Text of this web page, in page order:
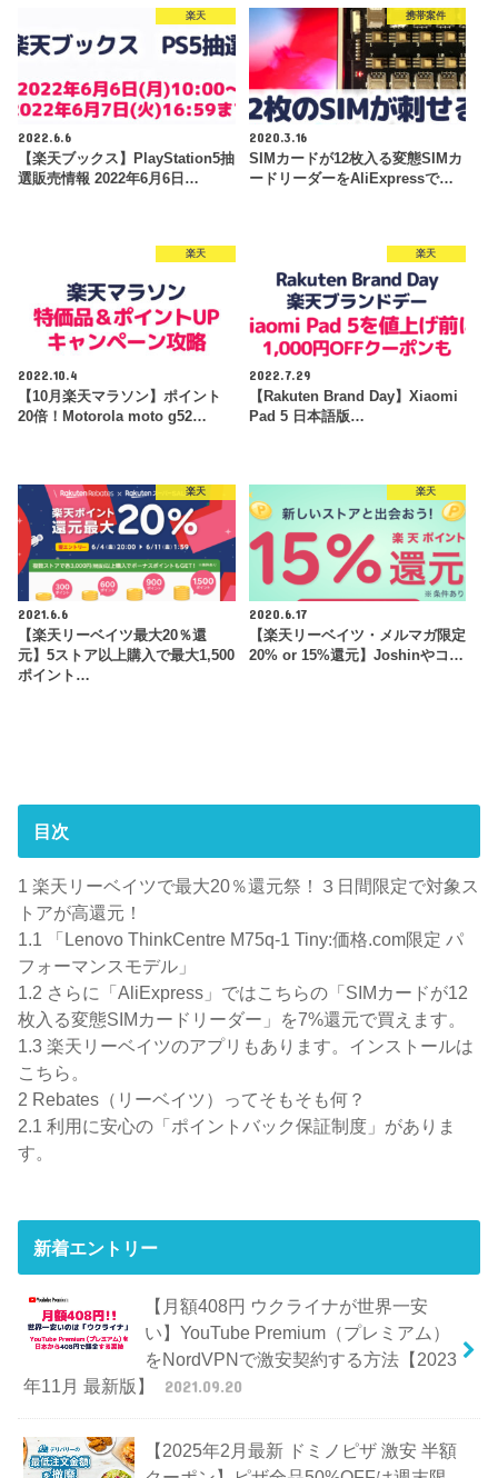
楽天
2022.6.6
【楽天ブックス】PlayStation5抽
選販売情報 2022年6月6日…
携帯案件
2020.3.16
SIMカードが12枚入る変態SIMカ
ードリーダーをAliExpressで…
楽天
2022.10.4
【10月楽天マラソン】ポイント
20倍！Motorola moto g52…
楽天
2022.7.29
【Rakuten Brand Day】Xiaomi
Pad 5 日本語版…
楽天
2021.6.6
【楽天リーベイツ最大20％還
元】5ストア以上購入で最大1,500
ポイント…
楽天
2020.6.17
【楽天リーベイツ・メルマガ限定
20% or 15%還元】Joshinやコ…
目次
1 楽天リーベイツで最大20％還元祭！３日間限定で対象ス
トアが高還元！
1.1 「Lenovo ThinkCentre M75q-1 Tiny:価格.com限定 パ
フォーマンスモデル」
1.2 さらに「AliExpress」ではこちらの「SIMカードが12
枚入る変態SIMカードリーダー」を7%還元で買えます。
1.3 楽天リーベイツのアプリもあります。インストールは
こちら。
2 Rebates（リーベイツ）ってそもそも何？
2.1 利用に安心の「ポイントバック保証制度」がありま
す。
新着エントリー
【月額408円 ウクライナが世界一安
い】YouTube Premium（プレミアム）
をNordVPNで激安契約する方法【2023
年11月 最新版】
2021.09.20
【2025年2月最新 ドミノピザ 激安 半額